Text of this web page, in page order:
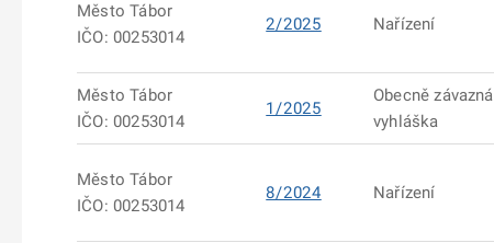
Město Tábor
IČO: 00253014
2/2025 Nařízení
Město Tábor
IČO: 00253014
1/2025
Obecně závazná
vyhláška
Město Tábor
IČO: 00253014
8/2024 Nařízení